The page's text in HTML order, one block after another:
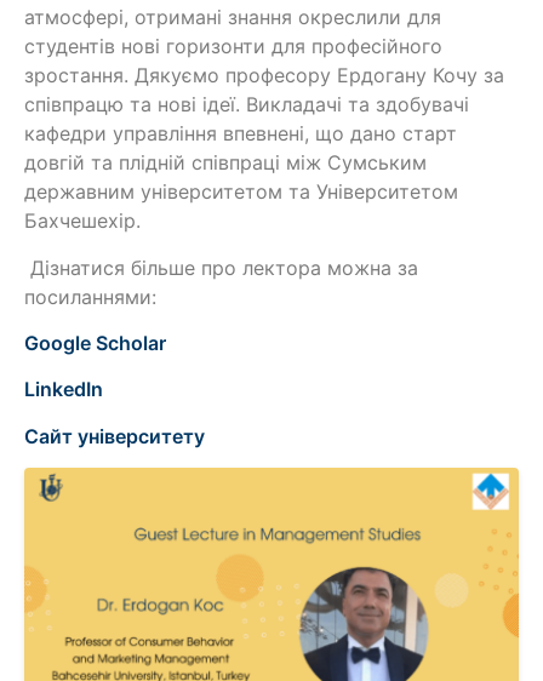
атмосфері, отримані знання окреслили для
студентів нові горизонти для професійного
зростання. Дякуємо професору Ердогану Кочу за
співпрацю та нові ідеї. Викладачі та здобувачі
кафедри управління впевнені, що дано старт
довгій та плідній співпраці між Сумським
державним університетом та Університетом
Бахчешехір.
Дізнатися більше про лектора можна за
посиланнями:
Google Scholar
LinkedIn
Сайт університету